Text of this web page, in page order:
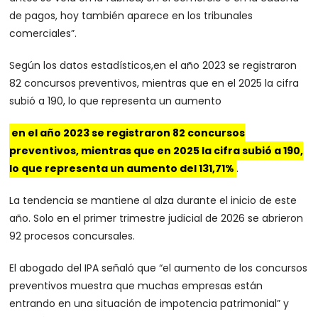
de pagos, hoy también aparece en los tribunales
comerciales”.
Según los datos estadísticos,en el año 2023 se registraron
82 concursos preventivos, mientras que en el 2025 la cifra
subió a 190, lo que representa un aumento
en el año 2023 se registraron 82 concursos
preventivos, mientras que en 2025 la cifra subió a 190,
lo que representa un aumento del 131,71% .
La tendencia se mantiene al alza durante el inicio de este
año. Solo en el primer trimestre judicial de 2026 se abrieron
92 procesos concursales.
El abogado del IPA señaló que “el aumento de los concursos
preventivos muestra que muchas empresas están
entrando en una situación de impotencia patrimonial” y